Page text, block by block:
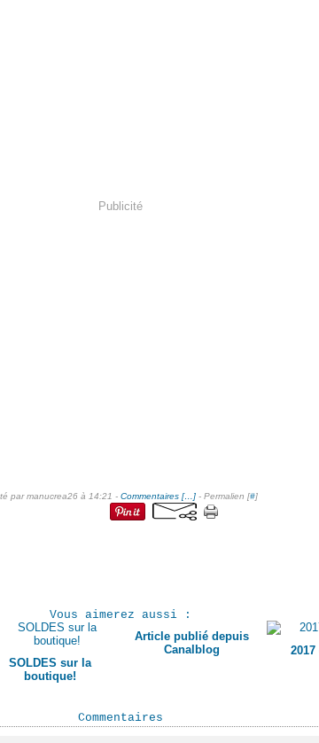
Publicité
par manucrea26 à 14:21 - Commentaires [… ]- Permalien [#]
Vous aimerez aussi :
SOLDES sur la
boutique!
Article publié depuis
Canalblog
Commentaires